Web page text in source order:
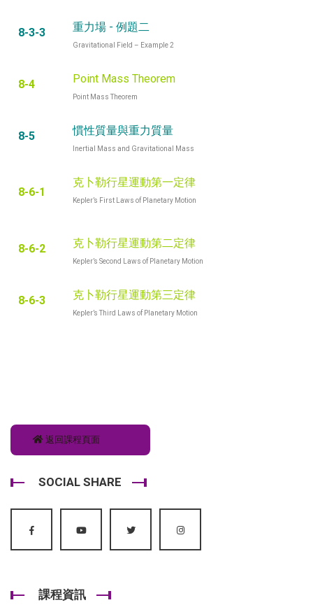
8-3-3 重力場 - 例題二
Gravitational Field – Example 2
8-4 Point Mass Theorem
Point Mass Theorem
8-5 慣性質量與重力質量
Inertial Mass and Gravitational Mass
8-6-1
克卜勒行星運動第一定律
Kepler’s First Laws of Planetary Motion
8-6-2 克卜勒行星運動第二定律
Kepler’s Second Laws of Planetary Motion
8-6-3 克卜勒行星運動第三定律
Kepler’s Third Laws of Planetary Motion
返回課程頁面
SOCIAL SHARE
課程資訊